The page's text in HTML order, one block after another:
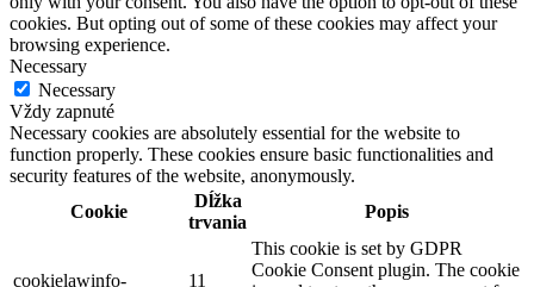
cookies. But opting out of some of these cookies may affect your
browsing experience.
Necessary
Necessary
Vždy zapnuté
Necessary cookies are absolutely essential for the website to
function properly. These cookies ensure basic functionalities and
security features of the website, anonymously.
Cookie
Dĺžka
trvania
Popis
cookielawinfo-
11
This cookie is set by GDPR
Cookie Consent plugin. The cookie